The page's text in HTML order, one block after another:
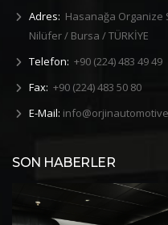
Adres: Hasanağa Organize
Nilüfer / Bursa / TÜRKİYE
Telefon: +90 (224) 483 49 49
Fax: +90 (224) 483 50 80
E-Mail:
SON HABERLER